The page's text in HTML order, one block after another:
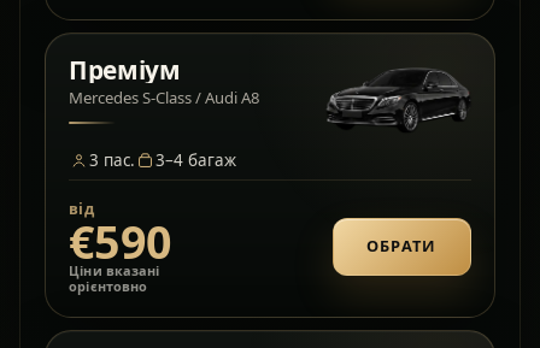
Преміум
Mercedes S-Class / Audi A8
3 пас. 3–4 багаж
від
€590
Ціни вказані
орієнтовно
ОБРАТИ